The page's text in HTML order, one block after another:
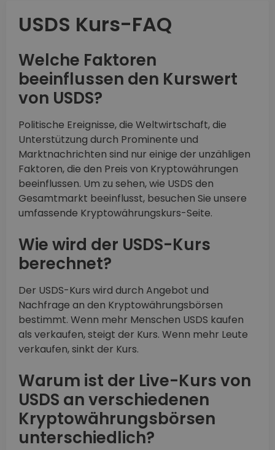
USDS Kurs-FAQ
Welche Faktoren
beeinflussen den Kurswert
von USDS?
Politische Ereignisse, die Weltwirtschaft, die
Unterstützung durch Prominente und
Marktnachrichten sind nur einige der unzähligen
Faktoren, die den Preis von Kryptowährungen
beeinflussen. Um zu sehen, wie USDS den
Gesamtmarkt beeinflusst, besuchen Sie unsere
umfassende Kryptowährungskurs-Seite.
Wie wird der USDS-Kurs
berechnet?
Der USDS-Kurs wird durch Angebot und
Nachfrage an den Kryptowährungsbörsen
bestimmt. Wenn mehr Menschen USDS kaufen
als verkaufen, steigt der Kurs. Wenn mehr Leute
verkaufen, sinkt der Kurs.
Warum ist der Live-Kurs von
USDS an verschiedenen
Kryptowährungsbörsen
unterschiedlich?